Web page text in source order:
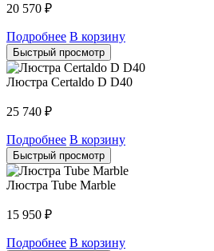
20 570 ₽
Подробнее В корзину
Быстрый просмотр
Люстра Certaldo D D40
25 740 ₽
Подробнее В корзину
Быстрый просмотр
Люстра Tube Marble
15 950 ₽
Подробнее В корзину